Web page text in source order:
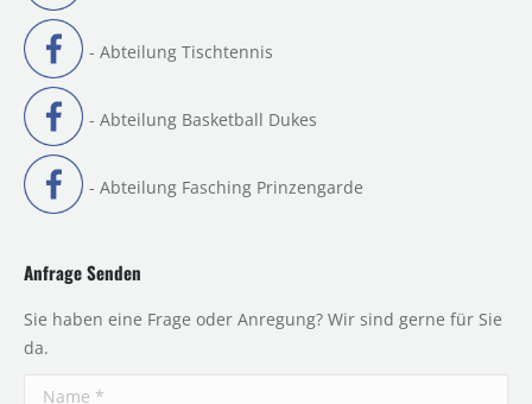
- Abteilung Tischtennis
- Abteilung Basketball Dukes
- Abteilung Fasching Prinzengarde
Anfrage Senden
Sie haben eine Frage oder Anregung? Wir sind gerne für Sie
da.
Name *